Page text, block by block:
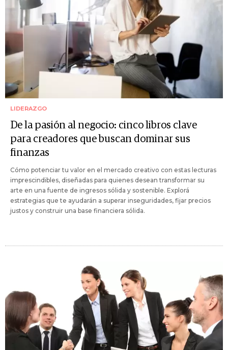
LIDERAZGO
De la pasión al negocio: cinco libros clave
para creadores que buscan dominar sus
finanzas
Cómo potenciar tu valor en el mercado creativo con estas lecturas
imprescindibles, diseñadas para quienes desean transformar su
arte en una fuente de ingresos sólida y sostenible. Explorá
estrategias que te ayudarán a superar inseguridades, fijar precios
justos y construir una base financiera sólida.